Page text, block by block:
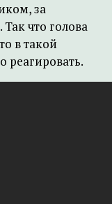
за
что голова
в такой
реагировать.